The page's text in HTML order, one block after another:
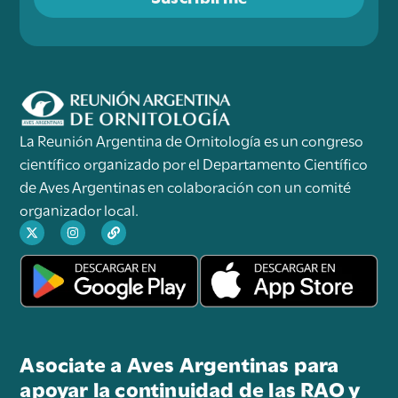
La Reunión Argentina de Ornitología es un congreso
científico organizado por el Departamento Científico
de Aves Argentinas en colaboración con un comité
organizador local.
Asociate a Aves Argentinas para
apoyar la continuidad de las RAO y